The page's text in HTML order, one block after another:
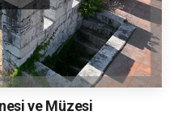
ve Müzesi